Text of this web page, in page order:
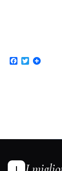
Facebook
Twitter